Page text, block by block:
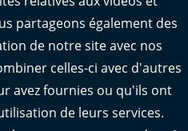
de Charente-
partageons également des
de notre site avec nos
celles-ci avec d'autres
avez fournies ou qu'ils ont
de leurs services.